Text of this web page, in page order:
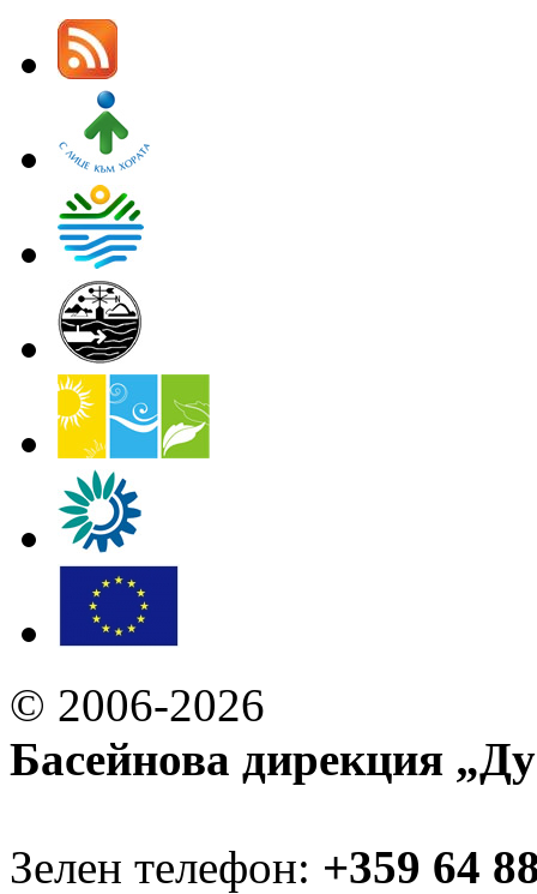
© 2006-2026
Басейнова дирекция
Зелен телефон: +359 64